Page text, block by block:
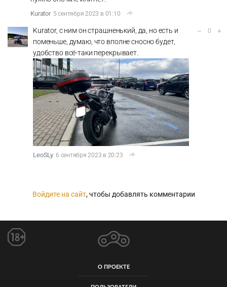
Kurator 5 сентября 2023 в 01:10
Kurator, с ним он страшненький, да, но есть и
поменьше, думаю, что вполне сносно будет,
удобство всё-таки перекрывает.
LeoSLy 6 сентября 2023 в 20:23
– 0 +
Войдите на сайт, чтобы добавлять комментарии
О ПРОЕКТЕ